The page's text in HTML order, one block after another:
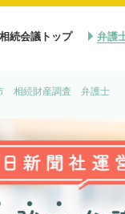
相続会議トップ 弁護
相続財産調査 弁護士